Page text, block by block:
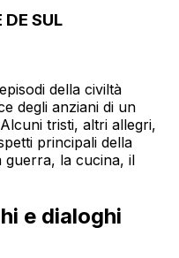
DE SUL
della civiltà
degli anziani di un
tristi, altri allegri,
principali della
guerra, la cucina, il
e dialoghi